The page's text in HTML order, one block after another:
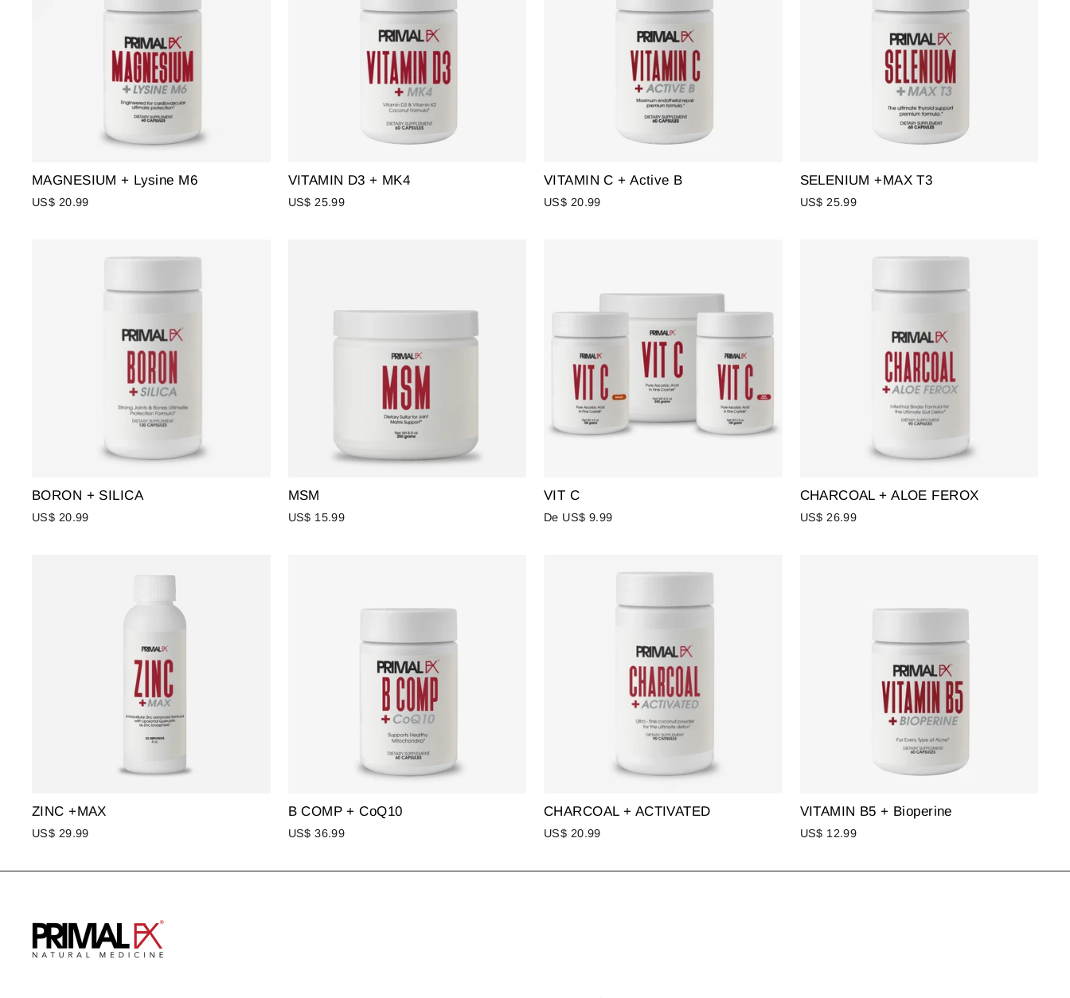
MAGNESIUM + Lysine M6
US$ 20.99
VITAMIN D3 + MK4
US$ 25.99
VITAMIN C + Active B
US$ 20.99
SELENIUM +MAX T3
US$ 25.99
BORON + SILICA
US$ 20.99
MSM
US$ 15.99
VIT C
De US$ 9.99
CHARCOAL + ALOE FEROX
US$ 26.99
ZINC +MAX
US$ 29.99
B COMP + CoQ10
US$ 36.99
CHARCOAL + ACTIVATED
US$ 20.99
VITAMIN B5 + Bioperine
US$ 12.99